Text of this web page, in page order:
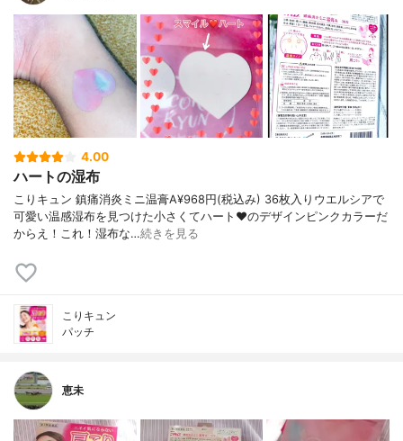
4.00
ハートの湿布
こりキュン 鎮痛消炎ミニ温膏A¥968円(税込み) 36枚入りウエルシアで
可愛い温感湿布を見つけた小さくてハート♥️のデザインピンクカラーだ
からえ！これ！湿布な…続きを見る
こりキュン
パッチ
恵未